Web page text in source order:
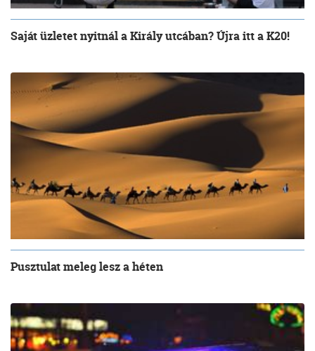
Saját üzletet nyitnál a Király utcában? Újra itt a K20!
Pusztulat meleg lesz a héten